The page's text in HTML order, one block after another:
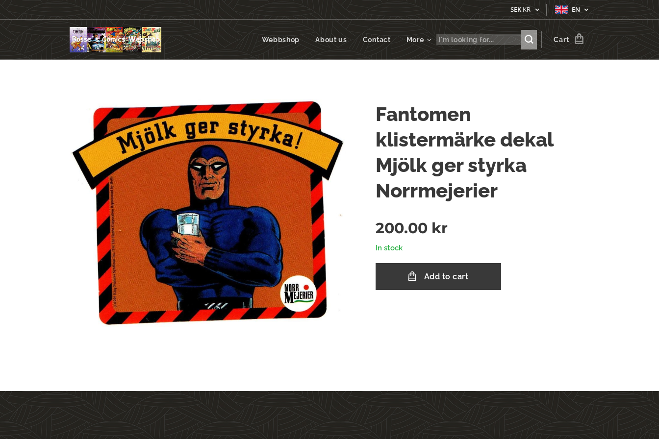
SEKKR EN
Webbshop About us Contact More Cart
Fantomen
klistermärke dekal
Mjölk ger styrka
Norrmejerier
200.00 kr
In stock
Add to cart